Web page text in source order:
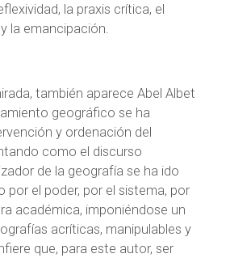
la praxis crítica, el
la emancipación.
también aparece Abel Albet
geográfico se ha
y ordenación del
como el discurso
de la geografía se ha ido
por el poder, por el sistema, por
académica, imponiéndose un
acríticas, manipulables y
que, para este autor, ser